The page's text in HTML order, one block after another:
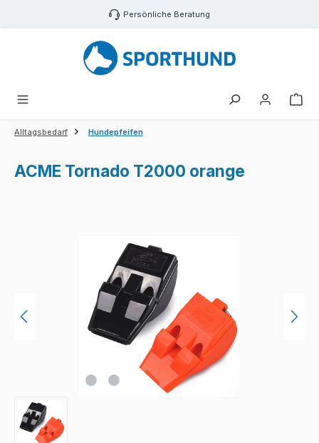
Zum Hauptinhalt springen Persönliche Beratung
Alltagsbedarf Hundepfeifen
ACME Tornado T2000 orange
Bildergalerie überspringen